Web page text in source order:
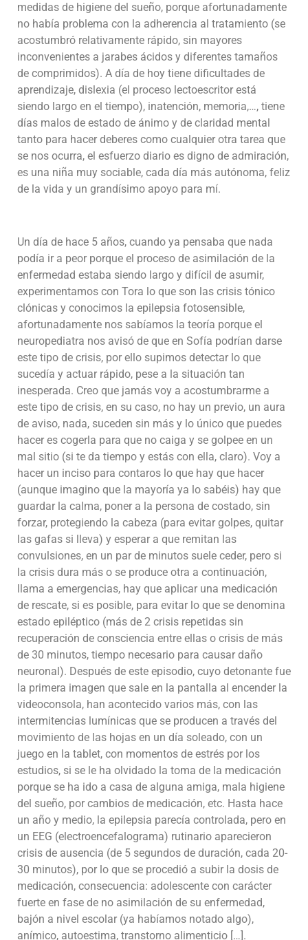
medidas de higiene del sueño, porque afortunadamente
no había problema con la adherencia al tratamiento (se
acostumbró relativamente rápido, sin mayores
inconvenientes a jarabes ácidos y diferentes tamaños
de comprimidos). A día de hoy tiene dificultades de
aprendizaje, dislexia (el proceso lectoescritor está
siendo largo en el tiempo), inatención, memoria,…, tiene
días malos de estado de ánimo y de claridad mental
tanto para hacer deberes como cualquier otra tarea que
se nos ocurra, el esfuerzo diario es digno de admiración,
es una niña muy sociable, cada día más autónoma, feliz
de la vida y un grandísimo apoyo para mí.
Un día de hace 5 años, cuando ya pensaba que nada
podía ir a peor porque el proceso de asimilación de la
enfermedad estaba siendo largo y difícil de asumir,
experimentamos con Tora lo que son las crisis tónico
clónicas y conocimos la epilepsia fotosensible,
afortunadamente nos sabíamos la teoría porque el
neuropediatra nos avisó de que en Sofía podrían darse
este tipo de crisis, por ello supimos detectar lo que
sucedía y actuar rápido, pese a la situación tan
inesperada. Creo que jamás voy a acostumbrarme a
este tipo de crisis, en su caso, no hay un previo, un aura
de aviso, nada, suceden sin más y lo único que puedes
hacer es cogerla para que no caiga y se golpee en un
mal sitio (si te da tiempo y estás con ella, claro). Voy a
hacer un inciso para contaros lo que hay que hacer
(aunque imagino que la mayoría ya lo sabéis) hay que
guardar la calma, poner a la persona de costado, sin
forzar, protegiendo la cabeza (para evitar golpes, quitar
las gafas si lleva) y esperar a que remitan las
convulsiones, en un par de minutos suele ceder, pero si
la crisis dura más o se produce otra a continuación,
llama a emergencias, hay que aplicar una medicación
de rescate, si es posible, para evitar lo que se denomina
estado epiléptico (más de 2 crisis repetidas sin
recuperación de consciencia entre ellas o crisis de más
de 30 minutos, tiempo necesario para causar daño
neuronal). Después de este episodio, cuyo detonante fue
la primera imagen que sale en la pantalla al encender la
videoconsola, han acontecido varios más, con las
intermitencias lumínicas que se producen a través del
movimiento de las hojas en un día soleado, con un
juego en la tablet, con momentos de estrés por los
estudios, si se le ha olvidado la toma de la medicación
porque se ha ido a casa de alguna amiga, mala higiene
del sueño, por cambios de medicación, etc. Hasta hace
un año y medio, la epilepsia parecía controlada, pero en
un EEG (electroencefalograma) rutinario aparecieron
crisis de ausencia (de 5 segundos de duración, cada 20-
30 minutos), por lo que se procedió a subir la dosis de
medicación, consecuencia: adolescente con carácter
fuerte en fase de no asimilación de su enfermedad,
bajón a nivel escolar (ya habíamos notado algo),
anímico, autoestima, transtorno alimenticio […].